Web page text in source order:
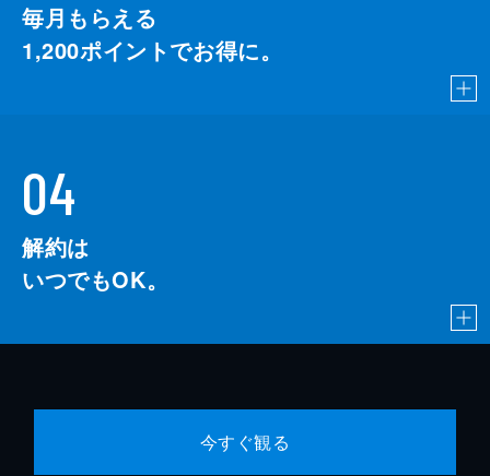
毎月もらえる
1,200ポイントでお得に。
04
解約は
いつでもOK。
今すぐ観る